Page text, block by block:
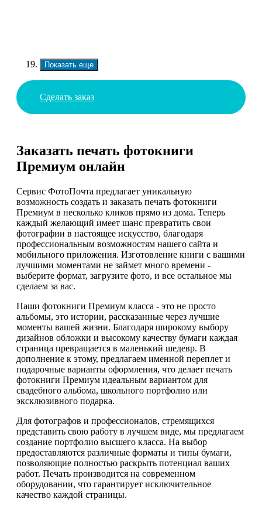
Показать еще
Сделать заказ
Заказать печать фотокниги
Премиум онлайн
Сервис ФотоПочта предлагает уникальную
возможность создать и заказать печать фотокниги
Премиум в несколько кликов прямо из дома. Теперь
каждый желающий имеет шанс превратить свои
фотографии в настоящее искусство, благодаря
профессиональным возможностям нашего сайта и
мобильного приложения. Изготовление книги с вашими
лучшими моментами не займет много времени -
выберите формат, загрузите фото, и все остальное мы
сделаем за вас.
Наши фотокниги Премиум класса - это не просто
альбомы, это истории, рассказанные через лучшие
моменты вашей жизни. Благодаря широкому выбору
дизайнов обложки и высокому качеству бумаги каждая
страница превращается в маленький шедевр. В
дополнение к этому, предлагаем именной переплет и
подарочные варианты оформления, что делает печать
фотокниги Премиум идеальным вариантом для
свадебного альбома, школьного портфолио или
эксклюзивного подарка.
Для фотографов и профессионалов, стремящихся
представить свою работу в лучшем виде, мы предлагаем
создание портфолио высшего класса. На выбор
предоставляются различные форматы и типы бумаги,
позволяющие полностью раскрыть потенциал ваших
работ. Печать производится на современном
оборудовании, что гарантирует исключительное
качество каждой страницы.